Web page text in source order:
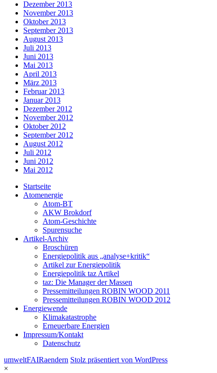
Dezember 2013
November 2013
Oktober 2013
September 2013
August 2013
Juli 2013
Juni 2013
Mai 2013
April 2013
März 2013
Februar 2013
Januar 2013
Dezember 2012
November 2012
Oktober 2012
September 2012
August 2012
Juli 2012
Juni 2012
Mai 2012
Startseite
Atomenergie
Atom-BT
AKW Brokdorf
Atom-Geschichte
Spurensuche
Artikel-Archiv
Broschüren
Energiepolitik aus „analyse+kritik“
Artikel zur Energiepolitik
Energiepolitik taz Artikel
taz: Die Manager der Massen
Pressemitteilungen ROBIN WOOD 2011
Pressemitteilungen ROBIN WOOD 2012
Energiewende
Klimakatastrophe
Erneuerbare Energien
Impressum/Kontakt
Datenschutz
umweltFAIRaendern Stolz präsentiert von WordPress
×